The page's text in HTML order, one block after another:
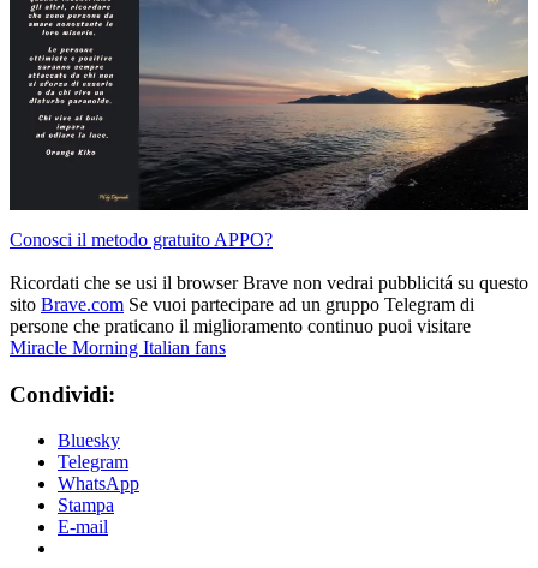
Conosci il metodo gratuito APPO?
Ricordati che se usi il browser Brave non vedrai pubblicitá su questo
sito Brave.com Se vuoi partecipare ad un gruppo Telegram di
persone che praticano il miglioramento continuo puoi visitare
Miracle Morning Italian fans
Condividi:
Bluesky
Telegram
WhatsApp
Stampa
E-mail